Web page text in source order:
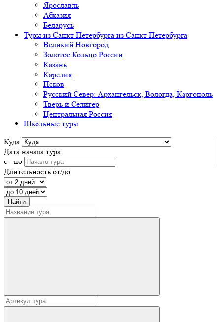
Ярославль
Абхазия
Беларусь
Туры из Санкт-Петербурга из Санкт-Петербурга
Великий Новгород
Золотое Кольцо России
Казань
Карелия
Псков
Русский Север: Архангельск, Вологда, Каргополь
Тверь и Селигер
Центральная Россия
Школьные туры
Куда
Дата начала тура
с - по
Длительность от/до